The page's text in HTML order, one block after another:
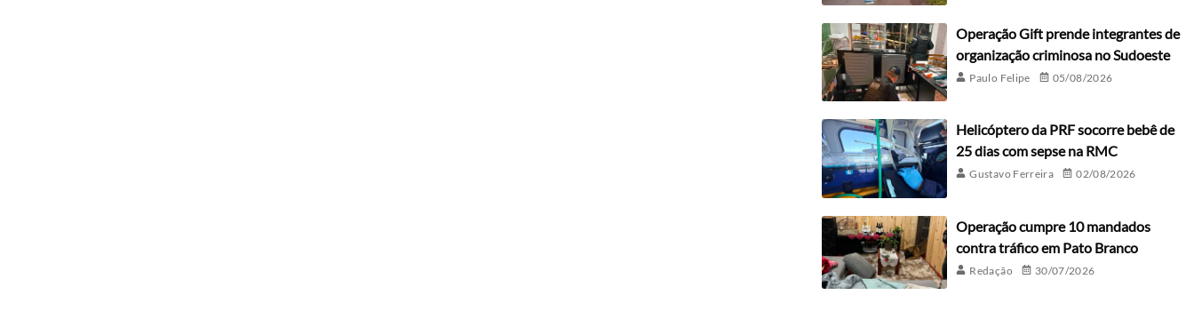
Operação Gift prende integrantes de
organização criminosa no Sudoeste
Paulo Felipe 05/08/2026
Helicóptero da PRF socorre bebê de
25 dias com sepse na RMC
Gustavo Ferreira 02/08/2026
Operação cumpre 10 mandados
contra tráfico em Pato Branco
Redação 30/07/2026